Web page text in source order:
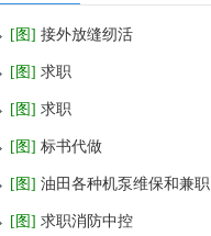
[图] 接外放缝纫活
[图] 求职
[图] 求职
[图] 标书代做
[图] 油田各种机泵维保和兼职
[图] 求职消防中控